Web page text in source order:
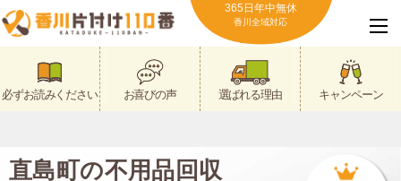
365日年中無休
香川全域対応
必ずお読みください お喜びの声 選ばれる理由 キャンペーン
直島町の不用品回収